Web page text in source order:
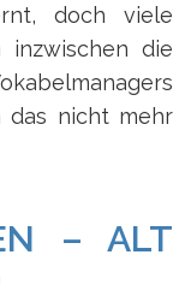
doch viele
inzwischen die
das nicht mehr
– ALT